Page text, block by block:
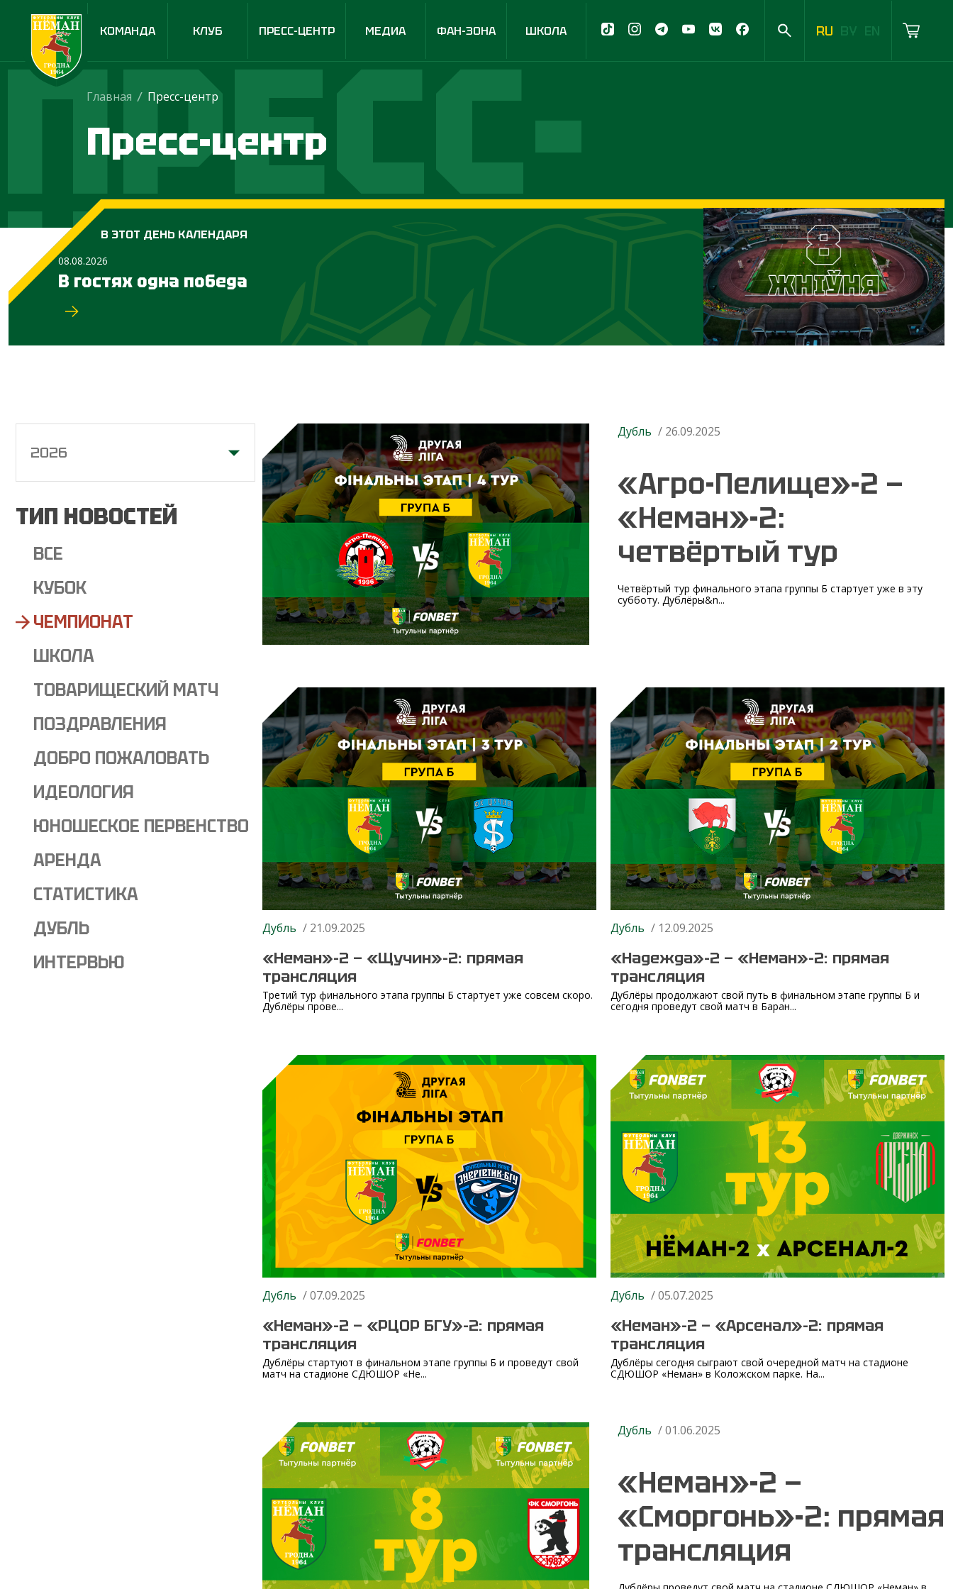
КОМАНДА КЛУБ ПРЕСС-ЦЕНТР МЕДИА ФАН-ЗОНА ШКОЛА RU BY EN
ПРЕСС-
ЦЕНТР
Главная / Пресс-центр
Пресс-центр
В ЭТОТ ДЕНЬ КАЛЕНДАРЯ
08.08.2026
В гостях одна победа
2026
ТИП НОВОСТЕЙ
ВСЕ
КУБОК
ЧЕМПИОНАТ
ШКОЛА
ТОВАРИЩЕСКИЙ МАТЧ
ПОЗДРАВЛЕНИЯ
ДОБРО ПОЖАЛОВАТЬ
ИДЕОЛОГИЯ
ЮНОШЕСКОЕ ПЕРВЕНСТВО
АРЕНДА
СТАТИСТИКА
ДУБЛЬ
ИНТЕРВЬЮ
Дубль / 26.09.2025
«Агро-Пелище»-2 —
«Неман»-2:
четвёртый тур
Четвёртый тур финального этапа группы Б стартует уже в эту
субботу. Дублёры&n...
Дубль / 21.09.2025
«Неман»-2 — «Щучин»-2: прямая
трансляция
Третий тур финального этапа группы Б стартует уже совсем скоро.
Дублёры прове...
Дубль / 12.09.2025
«Надежда»-2 — «Неман»-2: прямая
трансляция
Дублёры продолжают свой путь в финальном этапе группы Б и
сегодня проведут свой матч в Баран...
Дубль / 07.09.2025
«Неман»-2 — «РЦОР БГУ»-2: прямая
трансляция
Дублёры стартуют в финальном этапе группы Б и проведут свой
матч на стадионе СДЮШОР «Не...
Дубль / 05.07.2025
«Неман»-2 — «Арсенал»-2: прямая
трансляция
Дублёры сегодня сыграют свой очередной матч на стадионе
СДЮШОР «Неман» в Коложском парке. На...
Дубль / 01.06.2025
«Неман»-2 —
«Сморгонь»-2: прямая
трансляция